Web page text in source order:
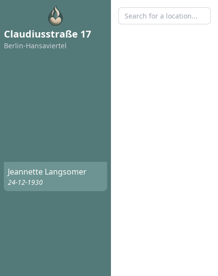
Claudiusstraße 17
Berlin-Hansaviertel
Jeannette Langsomer
24-12-1930